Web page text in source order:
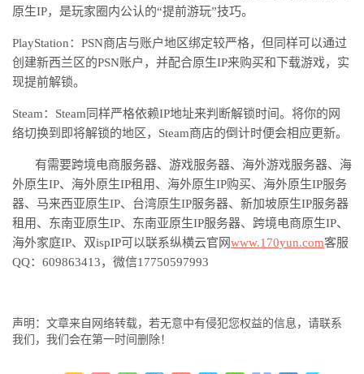
原生IP，是玩家圈内公认的“提前游玩”技巧。
PlayStation：PSN商店与账户地区绑定较严格，但同样可以通过
创建新西兰区的PSN账户，并配合原生IP来购买和下载游戏，实
现提前解锁。
Steam：Steam同样严格依赖IP地址来判断解锁时间。将你的网
络切换到即将解锁的地区，Steam商店的倒计时便会相应更新。
有需要跨境电商服务器、游戏服务器、海外游戏服务器、海
外原生IP、海外原生IP租用、海外原生IP购买、海外原生IP服务
器、马来西亚原生IP、台湾原生IP服务器、新加坡原生IP服务器
租用、东南亚原生IP、东南亚原生IP服务器、跨境电商原生IP、
海外家庭IP、双ispIP可以联系纵横云官网www.170yun.com客服
QQ：609863413，微信17750597993
声明：文章来自网络转载，若无意中有侵犯您权益的信息，请联系
我们，我们会在第一时间删除！